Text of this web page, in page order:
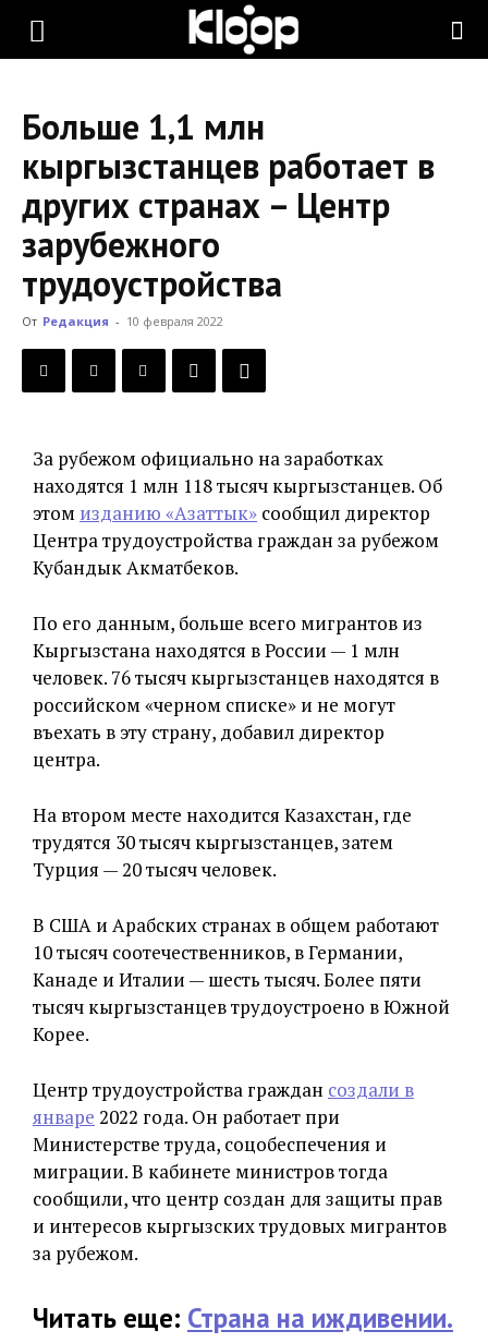
KLOOP.KG
Новости
Кыргызстана
Больше 1,1 млн
кыргызстанцев работает в
других странах – Центр
зарубежного
трудоустройства
От Редакция - 10 февраля 2022
За рубежом официально на заработках
находятся 1 млн 118 тысяч кыргызстанцев. Об
этом изданию «Азаттык» сообщил директор
Центра трудоустройства граждан за рубежом
Кубандык Акматбеков.
По его данным, больше всего мигрантов из
Кыргызстана находятся в России — 1 млн
человек. 76 тысяч кыргызстанцев находятся в
российском «черном списке» и не могут
въехать в эту страну, добавил директор
центра.
На втором месте находится Казахстан, где
трудятся 30 тысяч кыргызстанцев, затем
Турция — 20 тысяч человек.
В США и Арабских странах в общем работают
10 тысяч соотечественников, в Германии,
Канаде и Италии — шесть тысяч. Более пяти
тысяч кыргызстанцев трудоустроено в Южной
Корее.
Центр трудоустройства граждан создали в
январе 2022 года. Он работает при
Министерстве труда, соцобеспечения и
миграции. В кабинете министров тогда
сообщили, что центр создан для защиты прав
и интересов кыргызских трудовых мигрантов
за рубежом.
Читать еще: Страна на иждивении.